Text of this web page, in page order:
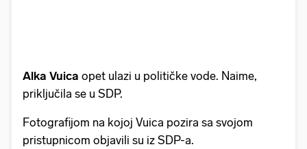
Alka Vuica opet ulazi u političke vode. Naime,
priključila se u SDP.
Fotografijom na kojoj Vuica pozira sa svojom
pristupnicom objavili su iz SDP-a.